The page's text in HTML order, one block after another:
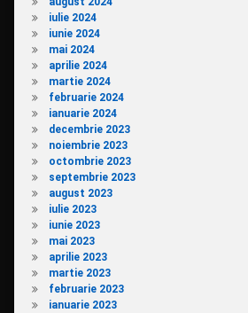
iulie 2024
iunie 2024
mai 2024
aprilie 2024
martie 2024
februarie 2024
ianuarie 2024
decembrie 2023
noiembrie 2023
octombrie 2023
septembrie 2023
august 2023
iulie 2023
iunie 2023
mai 2023
aprilie 2023
martie 2023
februarie 2023
ianuarie 2023